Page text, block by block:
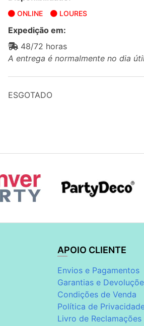
ONLINE LOURES
Expedição em:
48/72 horas
A entrega é normalmente no dia
ESGOTADO
APOIO CLIENTE
Envios e Pagamentos
Garantias e
Condições de Venda
Política de
Livro de Reclamações